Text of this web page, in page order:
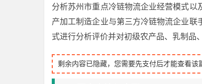
分析苏州市重点冷链物流企业经营模式
产加工制造企业与第三方冷链物流企业
式进行分析评价并对初级农产品、乳制品
剩余内容已隐藏，您需要先支付后才能查看该